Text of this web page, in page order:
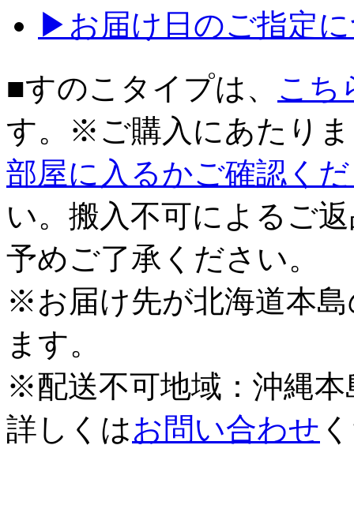
▶お届け日のご指定
■すのこタイプは、 こち
す。※ご購入にあたり
部屋に入るかご確認く
い。搬入不可によるご
予めご了承ください。
※お届け先が北海道本
ます。
※配送不可地域：沖縄
詳しくはお問い合わせ